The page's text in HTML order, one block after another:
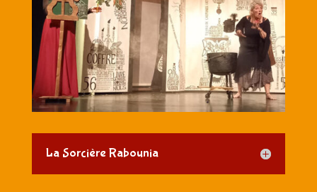
La Sorcière Rabounia